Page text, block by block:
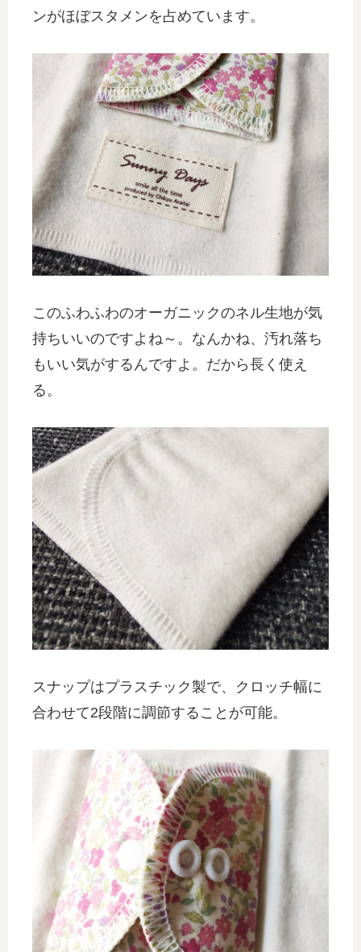
ンがほぼスタメンを占めています。
このふわふわのオーガニックのネル生地が気
持ちいいのですよね～。なんかね、汚れ落ち
もいい気がするんですよ。だから長く使え
る。
スナップはプラスチック製で、クロッチ幅に
合わせて2段階に調節することが可能。